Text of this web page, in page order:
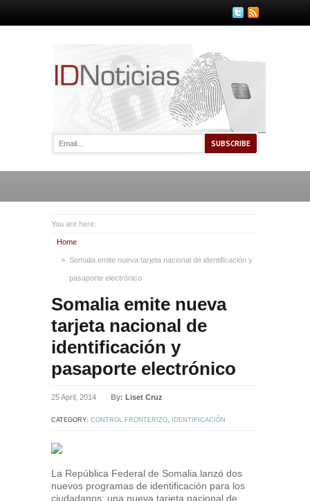
You are here:
Home
Somalia emite nueva tarjeta nacional de identificación y
pasaporte electrónico
Somalia emite nueva
tarjeta nacional de
identificación y
pasaporte electrónico
25 April, 2014 By: Liset Cruz
CATEGORY: CONTROL FRONTERIZO, IDENTIFICACIÓN
NACIONAL
La República Federal de Somalia lanzó dos
nuevos programas de identificación para los
ciudadanos: una nueva tarjeta nacional de